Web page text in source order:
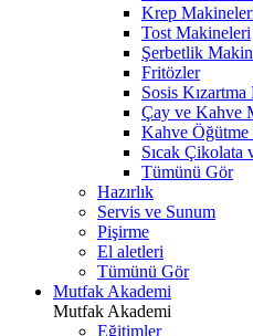
Krep
Tost Makineleri
Şerbetlik
Fritözler
Sosis
Çay ve Kahve
Kahve
Sıcak Çikolata
Tümünü Gör
Hazırlık
Servis ve Sunum
Pişirme
El aletleri
Tümünü Gör
Mutfak Akademi
Mutfak Akademi
Eğitimler